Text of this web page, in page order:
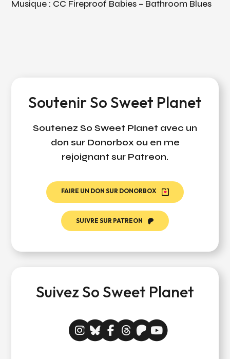
Musique : CC Fireproof Babies – Bathroom Blues
Soutenir So Sweet Planet
Soutenez So Sweet Planet avec un
don sur Donorbox ou en me
rejoignant sur Patreon.
FAIRE UN DON SUR DONORBOX
SUIVRE SUR PATREON
Suivez So Sweet Planet